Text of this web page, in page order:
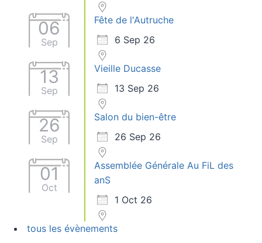
06
Sep
Fête de l'Autruche
6 Sep 26
13
Sep
Vieille Ducasse
13 Sep 26
26
Sep
Salon du bien-être
26 Sep 26
01
Oct
Assemblée Générale Au FiL des
anS
1 Oct 26
tous les évènements